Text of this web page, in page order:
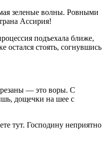
зеленые волны. Ровными
Ассирия!
подъехала ближе,
стоять, согнувшись
— это воры. С
дощечки на шее с
тут. Господину неприятно